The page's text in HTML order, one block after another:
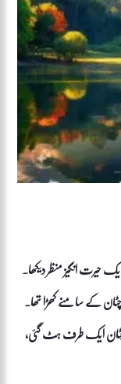
انگیز منظر دیکھا۔
کے سامنے کھڑا تھا۔
چٹان ایک طرف ہٹ گئی،